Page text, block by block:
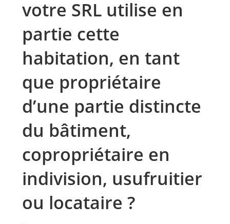
votre SRL utilise en
partie cette
habitation, en tant
que propriétaire
d’une partie distincte
du bâtiment,
copropriétaire en
indivision, usufruitier
ou locataire ?